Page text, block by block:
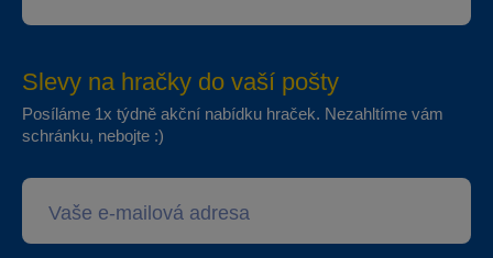
Slevy na hračky do vaší pošty
Posíláme 1x týdně akční nabídku hraček. Nezahltíme vám
schránku, nebojte :)